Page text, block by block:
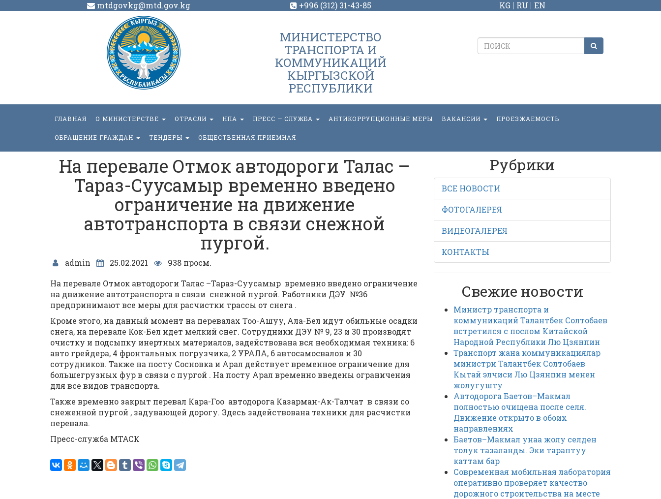
mtdgovkg@mtd.gov.kg +996 (312) 31-43-85 KG RU EN
МИНИСТЕРСТВО
ТРАНСПОРТА И
КОММУНИКАЦИЙ
КЫРГЫЗСКОЙ
РЕСПУБЛИКИ
ГЛАВНАЯ О МИНИСТЕРСТВЕ ОТРАСЛИ НПА ПРЕСС — СЛУЖБА АНТИКОРРУПЦИОННЫЕ МЕРЫ ВАКАНСИИ ПРОЕЗЖАЕМОСТЬ
ОБРАЩЕНИЕ ГРАЖДАН ТЕНДЕРЫ ОБЩЕСТВЕННАЯ ПРИЕМНАЯ
На перевале Отмок автодороги Талас –
Тараз-Суусамыр временно введено
ограничение на движение
автотранспорта в связи снежной
пургой.
admin 25.02.2021
938 просм.
На перевале Отмок автодороги Талас –Тараз-Суусамыр временно введено ограничение
на движение автотранспорта в связи снежной пургой. Работники ДЭУ №36
предпринимают все меры для расчистки трассы от снега .
Кроме этого, на данный момент на перевалах Тоо-Ашуу, Ала-Бел идут обильные осадки
снега, на перевале Кок-Бел идет мелкий снег. Сотрудники ДЭУ № 9, 23 и 30 производят
очистку и подсыпку инертных материалов, задействована вся необходимая техника: 6
авто грейдера, 4 фронтальных погрузчика, 2 УРАЛА, 6 автосамосвалов и 30
сотрудников. Также на посту Сосновка и Арал действует временное ограничение для
большегрузных фур в связи с пургой . На посту Арал временно введены ограничения
для все видов транспорта.
Также временно закрыт перевал Кара-Гоо автодорога Казарман-Ак-Талчат в связи со
снеженной пургой , задувающей дорогу. Здесь задействована техники для расчистки
перевала.
Пресс-служба МТАСК
Рубрики
ВСЕ НОВОСТИ
ФОТОГАЛЕРЕЯ
ВИДЕОГАЛЕРЕЯ
КОНТАКТЫ
Свежие новости
Министр транспорта и
коммуникаций Талантбек Солтобаев
встретился с послом Китайской
Народной Республики Лю Цзянпин
Транспорт жана коммуникациялар
министри Талантбек Солтобаев
Кытай элчиси Лю Цзянпин менен
жолугушту
Автодорога Баетов–Макмал
полностью очищена после селя.
Движение открыто в обоих
направлениях
Баетов–Макмал унаа жолу селден
толук тазаланды. Эки тараптуу
каттам бар
Современная мобильная лаборатория
оперативно проверяет качество
дорожного строительства на месте